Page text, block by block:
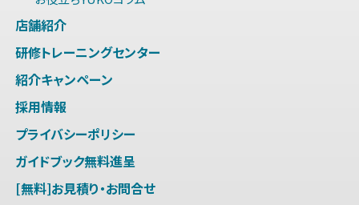
店舗紹介
研修トレーニングセンター
紹介キャンペーン
採用情報
プライバシーポリシー
ガイドブック無料進呈
[無料]お見積り・お問合せ